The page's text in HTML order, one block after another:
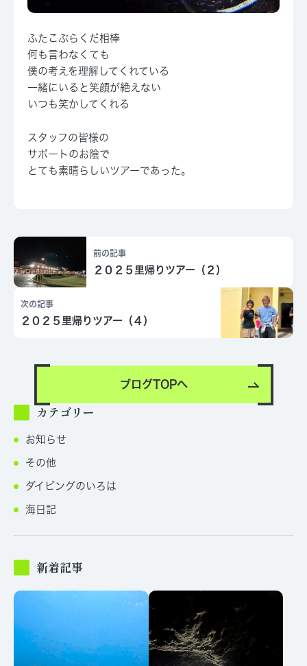
ふたこぶらくだ相棒
何も言わなくても
僕の考えを理解してくれている
一緒にいると笑顔が絶えない
いつも笑かしてくれる
スタッフの皆様の
サポートのお陰で
とても素晴らしいツアーであった。
前の記事
２０２５里帰りツアー（２）
次の記事
２０２５里帰りツアー（４）
ブログTOPへ
カテゴリー
お知らせ
その他
ダイビングのいろは
海日記
新着記事